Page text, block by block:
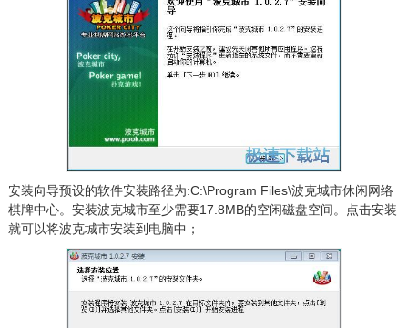
安装向导预设的软件安装路径为:C:\Program Files\波克城市休闲网络
棋牌中心。安装波克城市至少需要17.8MB的空闲磁盘空间。点击安装
就可以将波克城市安装到电脑中；